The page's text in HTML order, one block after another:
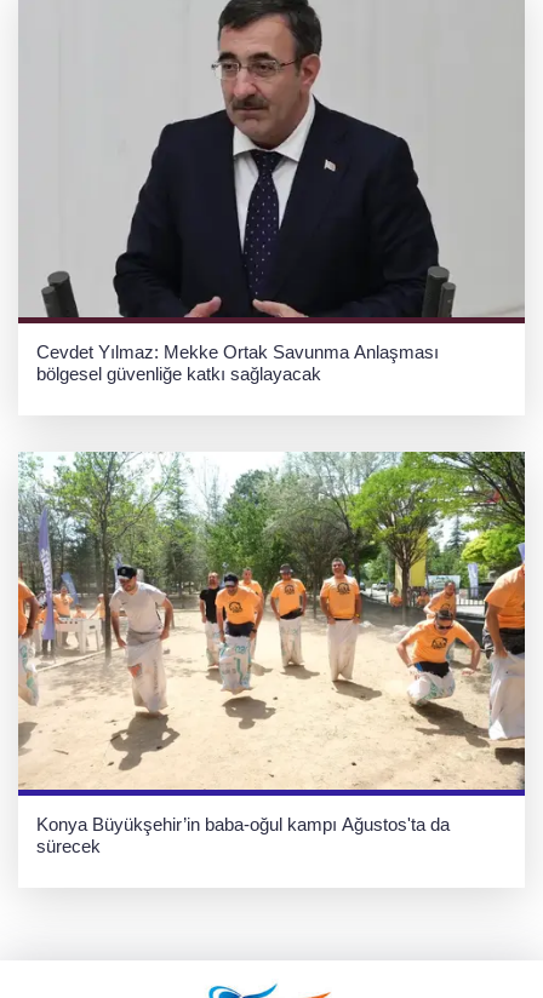
Cevdet Yılmaz: Mekke Ortak Savunma Anlaşması
bölgesel güvenliğe katkı sağlayacak
Konya Büyükşehir’in baba-oğul kampı Ağustos'ta da
sürecek